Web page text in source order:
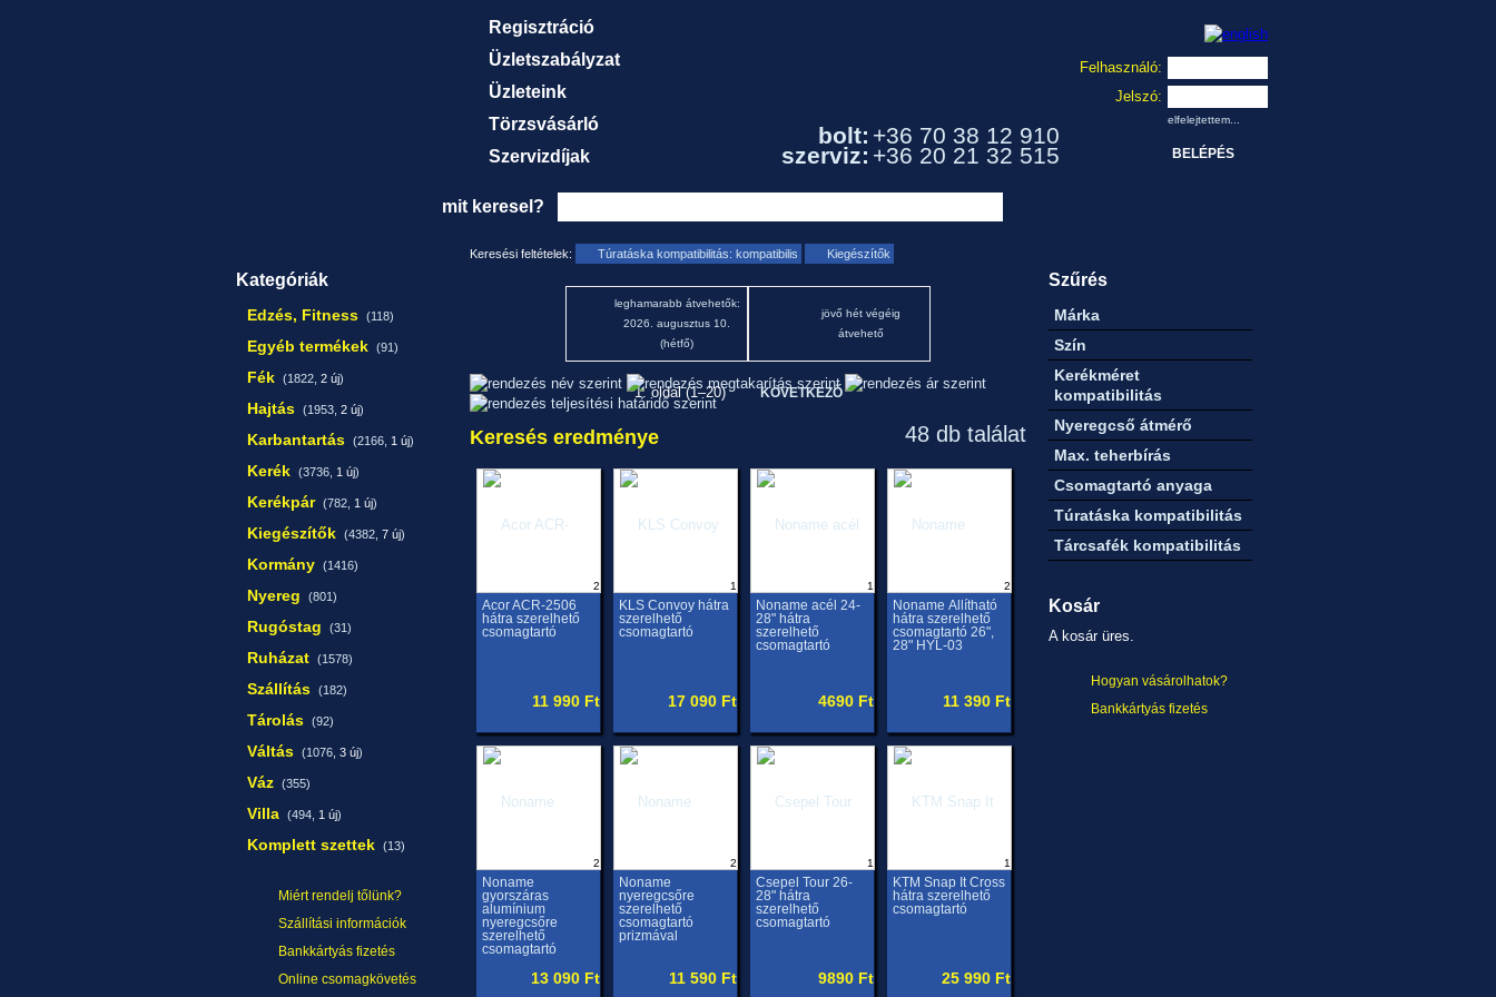
Regisztráció
Üzletszabályzat
Üzleteink
Törzsvásárló
Szervizdíjak
bolt: +36 70 38 12 910
szerviz: +36 20 21 32 515
Felhasználó:
Jelszó:
elfelejtettem...
mit keresel?
Kategóriák
Edzés, Fitness (118)
Egyéb termékek (91)
Fék (1822, 2 új)
Hajtás (1953, 2 új)
Karbantartás (2166, 1 új)
Kerék (3736, 1 új)
Kerékpár (782, 1 új)
Kiegészítők (4382, 7 új)
Kormány (1416)
Nyereg (801)
Rugóstag (31)
Ruházat (1578)
Szállítás (182)
Tárolás (92)
Váltás (1076, 3 új)
Váz (355)
Villa (494, 1 új)
Komplett szettek (13)
Miért rendelj tőlünk?
Szállítási információk
Bankkártyás fizetés
Online csomagkövetés
Keresési feltételek: Túratáska kompatibilitás: kompatibilis Kiegészítők
leghamarabb átvehetők:
2026. augusztus 10.
(hétfő)
jövő hét végéig
átvehető
1. oldal (1–20) KÖVETKEZŐ
48 db találat
Keresés eredménye
2
Acor ACR-2506
hátra szerelhető
csomagtartó
11 990 Ft
1
KLS Convoy hátra
szerelhető
csomagtartó
17 090 Ft
1
Noname acél 24-
28" hátra
szerelhető
csomagtartó
4690 Ft
2
Noname Állítható
hátra szerelhető
csomagtartó 26",
28" HYL-03
11 390 Ft
2
Noname
gyorszáras
alumínium
nyeregcsőre
szerelhető
csomagtartó
13 090 Ft
2
Noname
nyeregcsőre
szerelhető
csomagtartó
prizmával
11 590 Ft
1
Csepel Tour 26-
28" hátra
szerelhető
csomagtartó
9890 Ft
1
KTM Snap It Cross
hátra szerelhető
csomagtartó
25 990 Ft
Szűrés
Márka
Szín
Kerékméret
kompatibilitás
Nyeregcső átmérő
Max. teherbírás
Csomagtartó anyaga
Túratáska kompatibilitás
Tárcsafék kompatibilitás
Kosár
A kosár üres.
Hogyan vásárolhatok?
Bankkártyás fizetés